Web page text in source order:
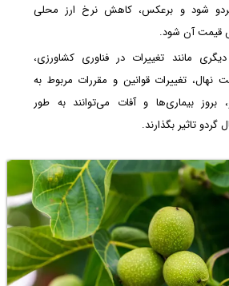
شود و برعکس، کاهش نرخ ارز محلی
قیمت آن شود.
مانند تغییرات در فناوری کشاورزی،
تغییرات قوانین و مقررات مربوط به
بیماری‌ها و آفات می‌توانند به طور
تاثیر بگذارند.